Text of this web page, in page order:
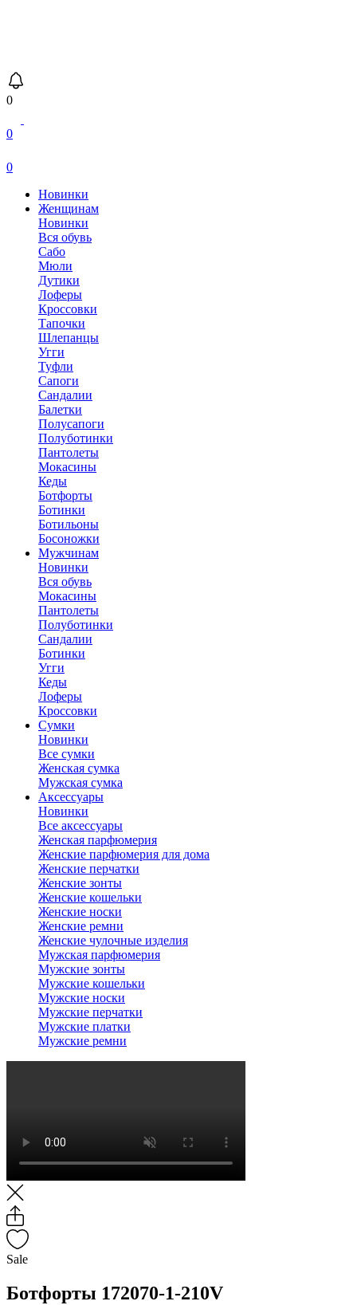
0
0
0
Новинки
Женщинам
Новинки
Вся обувь
Сабо
Мюли
Дутики
Лоферы
Кроссовки
Тапочки
Шлепанцы
Угги
Туфли
Сапоги
Сандалии
Балетки
Полусапоги
Полуботинки
Пантолеты
Мокасины
Кеды
Ботфорты
Ботинки
Ботильоны
Босоножки
Мужчинам
Новинки
Вся обувь
Мокасины
Пантолеты
Полуботинки
Сандалии
Ботинки
Угги
Кеды
Лоферы
Кроссовки
Сумки
Новинки
Все сумки
Женская сумка
Мужская сумка
Аксессуары
Новинки
Все аксессуары
Женская парфюмерия
Женские парфюмерия для дома
Женские перчатки
Женские зонты
Женские кошельки
Женские носки
Женские ремни
Женские чулочные изделия
Мужская парфюмерия
Мужские зонты
Мужские кошельки
Мужские носки
Мужские перчатки
Мужские платки
Мужские ремни
Sale
Ботфорты 172070-1-210V